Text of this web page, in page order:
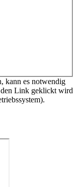
kann es notwendig
den Link geklickt wird